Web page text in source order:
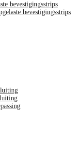
bevestigingsstrips
bevestigingsstrips